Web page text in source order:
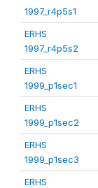
1997_r4p5s1
ERHS
1997_r4p5s2
ERHS
1999_p1sec1
ERHS
1999_p1sec2
ERHS
1999_p1sec3
ERHS